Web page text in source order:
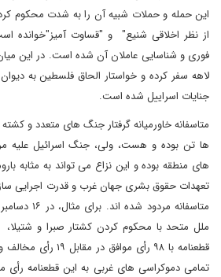
این حمله و حملات شبیه آن را به شدت محکوم
از نظر اخلاقی شنیع" و "قساوت آمیز"خوانده
فوری و شناسایی عاملان آن شده است. در این
لاهه سفر کرده و خواستار الحاق فلسطین به
جنایات اسراییل شده است.
متاسفانه خاورمیانه گرفتار جنگ های متعدد و
ها تن بوده و هست، ولی، جنگ اسرائیل علیه
های منطقه بوده و این نزاع می تواند به مثابه
تعهدات حقوق بشری جهان غرب و قدرت اجرایی
ملل متحد با محکوم کردن کشتار صبرا و
تمامی دموکراسی های غربی به این قطعنامه رأی